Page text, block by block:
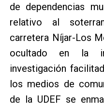
de dependencias
relativo al
carretera Níjar-Los
ocultado en la
investigación
los medios de
de la UDEF se